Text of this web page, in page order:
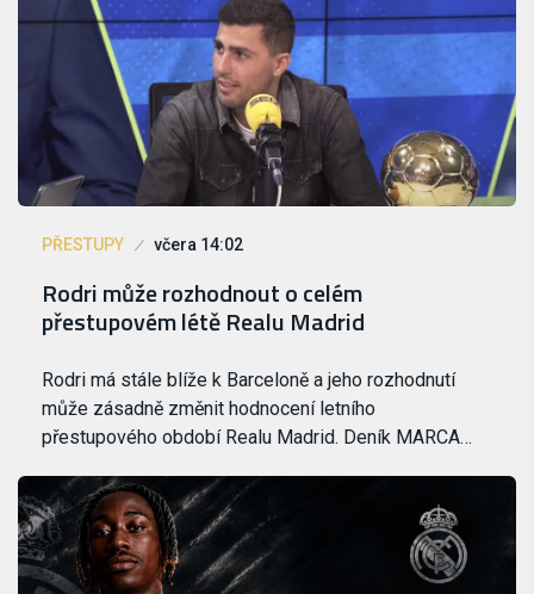
PŘESTUPY včera 14:02
Rodri může rozhodnout o celém
přestupovém létě Realu Madrid
Rodri má stále blíže k Barceloně a jeho rozhodnutí
může zásadně změnit hodnocení letního
přestupového období Realu Madrid. Deník MARCA…